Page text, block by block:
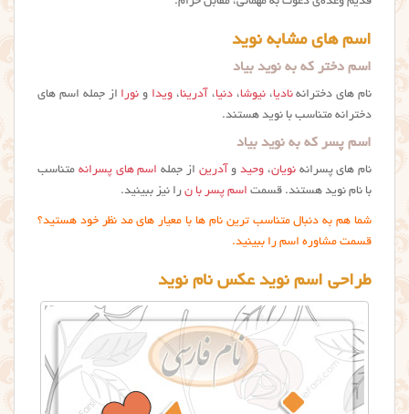
اسم های مشابه نوید
اسم دختر که به نوید بیاد
نام های دخترانهنادیا،نیوشا،دنیا، آدرینا، ویدا و نورا از جمله اسم های
دخترانه متناسب با نوید هستند.
اسم پسر که به نوید بیاد
نام های پسرانهنویان، وحید و آدرین از جمله اسم های پسرانه متناسب
با نام نوید هستند. قسمت اسم پسر با ن را نیز ببینید.
شما هم به دنبال متناسب ترین نام ها با معیار های مد نظر خود هستید؟
قسمت مشاوره اسم را ببینید.
طراحی اسم نوید عکس نام نويد